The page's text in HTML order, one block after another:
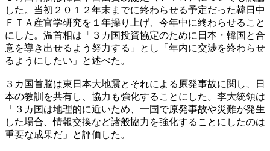
した。当初２０１２年末までに終わらせる予定だった韓日中
ＦＴＡ産官学研究を１年操り上げ、今年中に終わらせること
にした。温首相は「３カ国投資協定のために日本・韓国と合
意を導き出せるよう努力する」とし「年内に交渉を終わらせ
るようにしたい」と述べた。
３カ国首脳は東日本大地震とそれによる原発事故に関し、日
本の教訓を共有し、協力も強化することにした。李大統領は
「３カ国は地理的に近いため、一国で原発事故や災難が発生
した場合、情報交換など諸般協力を強化することにしたのは
重要な成果だ」と評価した。